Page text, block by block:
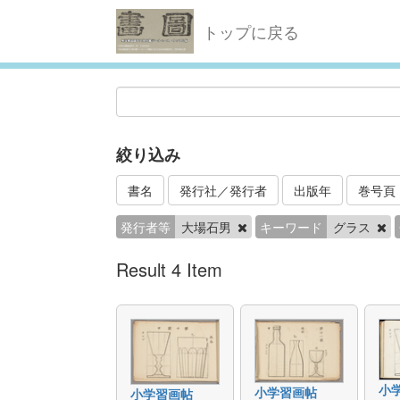
トップに戻る
絞り込み
書名 発行社／発行者 出版年 巻号頁
発行者等 大場石男 キーワード グラス
Result 4 Item
小学習画帖
小学習画帖
小